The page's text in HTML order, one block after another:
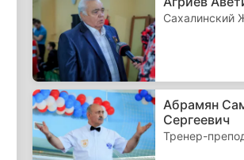
Сахалинский
Абрамян
Сергеевич
Тренер-